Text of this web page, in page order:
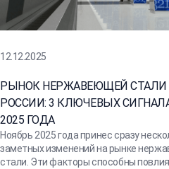
12.12.2025
РЫНОК НЕРЖАВЕЮЩЕЙ СТАЛИ
РОССИИ: 3 КЛЮЧЕВЫХ
2025 ГОДА
Ноябрь 2025 года принес сразу
заметных изменений на рынке
стали. Эти факторы способны